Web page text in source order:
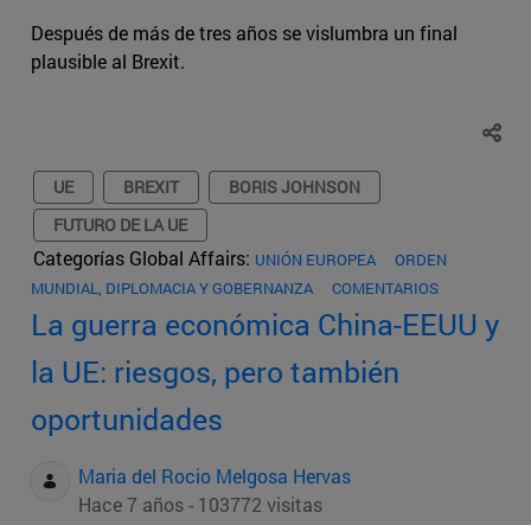
Después de más de tres años se vislumbra un final
plausible al Brexit.
UE BREXIT
BORIS JOHNSON
FUTURO DE LA UE
Categorías Global Affairs: UNIÓN EUROPEA
ORDEN
MUNDIAL, DIPLOMACIA Y GOBERNANZA
COMENTARIOS
La guerra económica China-EEUU y
la UE: riesgos, pero también
oportunidades
Maria del Rocio Melgosa Hervas
Hace 7 años - 103772 visitas